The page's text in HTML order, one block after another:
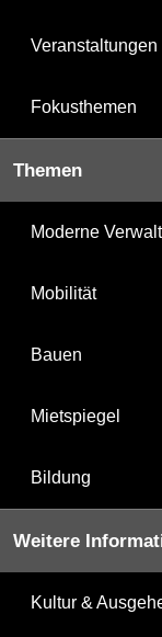
Veranstaltungen
Fokusthemen
Themen
Moderne
Mobilität
Bauen
Mietspiegel
Bildung
Weitere
Kultur &